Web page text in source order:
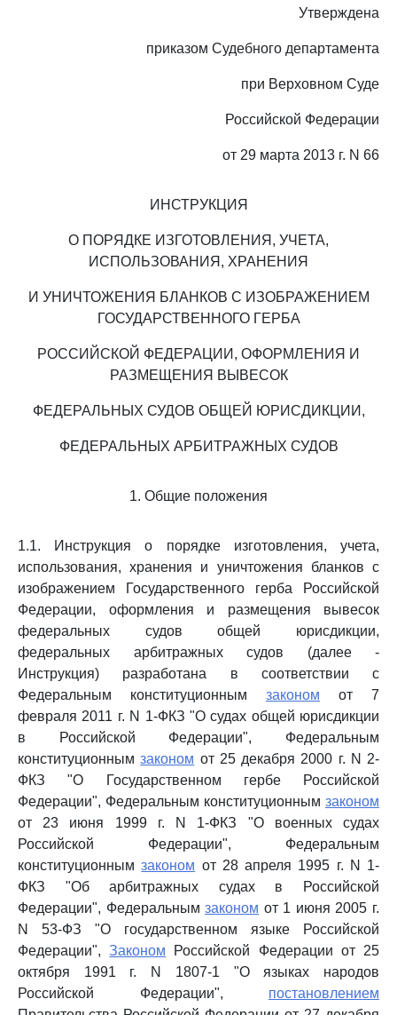
Утверждена
приказом Судебного департамента
при Верховном Суде
Российской Федерации
от 29 марта 2013 г. N 66
ИНСТРУКЦИЯ
О ПОРЯДКЕ ИЗГОТОВЛЕНИЯ, УЧЕТА,
ИСПОЛЬЗОВАНИЯ, ХРАНЕНИЯ
И УНИЧТОЖЕНИЯ БЛАНКОВ С ИЗОБРАЖЕНИЕМ
ГОСУДАРСТВЕННОГО ГЕРБА
РОССИЙСКОЙ ФЕДЕРАЦИИ, ОФОРМЛЕНИЯ И
РАЗМЕЩЕНИЯ ВЫВЕСОК
ФЕДЕРАЛЬНЫХ СУДОВ ОБЩЕЙ ЮРИСДИКЦИИ,
ФЕДЕРАЛЬНЫХ АРБИТРАЖНЫХ СУДОВ
1. Общие положения
1.1. Инструкция о порядке изготовления, учета,
использования, хранения и уничтожения бланков с
изображением Государственного герба Российской
Федерации, оформления и размещения вывесок
федеральных судов общей юрисдикции,
федеральных арбитражных судов (далее -
Инструкция) разработана в соответствии с
Федеральным конституционным законом от 7
февраля 2011 г. N 1-ФКЗ "О судах общей юрисдикции
в Российской Федерации", Федеральным
конституционнымзаконом от 25 декабря 2000 г. N 2-
ФКЗ "О Государственном гербе Российской
Федерации", Федеральным конституционным законом
от 23 июня 1999 г. N 1-ФКЗ "О военных судах
Российской Федерации", Федеральным
конституционнымзаконом от 28 апреля 1995 г. N 1-
ФКЗ "Об арбитражных судах в Российской
Федерации", Федеральнымзаконом от 1 июня 2005 г.
N 53-ФЗ "О государственном языке Российской
Федерации",Законом Российской Федерации от 25
октября 1991 г. N 1807-1 "О языках народов
Российской Федерации", постановлением